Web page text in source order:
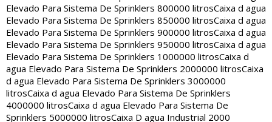
Elevado Para Sistema De Sprinklers 800000 litrosCaixa d agua
Elevado Para Sistema De Sprinklers 850000 litrosCaixa d agua
Elevado Para Sistema De Sprinklers 900000 litrosCaixa d agua
Elevado Para Sistema De Sprinklers 950000 litrosCaixa d agua
Elevado Para Sistema De Sprinklers 1000000 litrosCaixa d
agua Elevado Para Sistema De Sprinklers 2000000 litrosCaixa
d agua Elevado Para Sistema De Sprinklers 3000000
litrosCaixa d agua Elevado Para Sistema De Sprinklers
4000000 litrosCaixa d agua Elevado Para Sistema De
Sprinklers 5000000 litrosCaixa D agua Industrial 2000